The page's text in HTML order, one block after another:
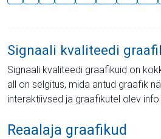
Signaali kvaliteedi
Signaali kvaliteedi graafikuid on
all on selgitus, mida antud graafik
interaktiivsed ja graafikutel olev info
Reaalaja graafikud